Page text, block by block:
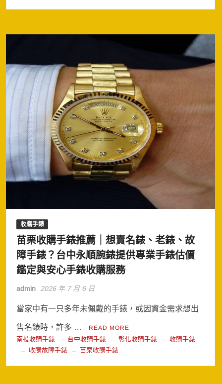
收購手錶
苗栗收購手錶推薦｜想賣名錶、老錶、故
障手錶？台中永順腕錶提供專業手錶估價
鑑定與安心手錶收購服務
admin 2026 年 7 月 6 日
當家中有一只多年未佩戴的手錶，或因資金需求想出
售名錶時，許多 … READ MORE
南投收購手錶 台中收購手錶 彰化收購手錶
收購手錶
收購故障手錶
苗栗收購手錶